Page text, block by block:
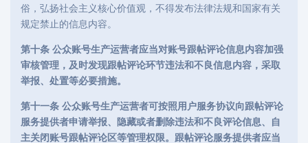
俗，弘扬社会主义核心价值观，不得发布法律法规和国家有关
规定禁止的信息内容。
第十条 公众账号生产运营者应当对账号跟帖评论信息内容加强
审核管理，及时发现跟帖评论环节违法和不良信息内容，采取
举报、处置等必要措施。
第十一条 公众账号生产运营者可按照用户服务协议向跟帖评论
服务提供者申请举报、隐藏或者删除违法和不良评论信息、自
主关闭账号跟帖评论区等管理权限。跟帖评论服务提供者应当